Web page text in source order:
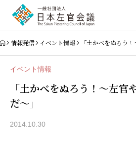
情報発信 イベント情報 「土かべをぬろう
イベント情報
「土かべをぬろう！～左官
だ～」
2014.10.30